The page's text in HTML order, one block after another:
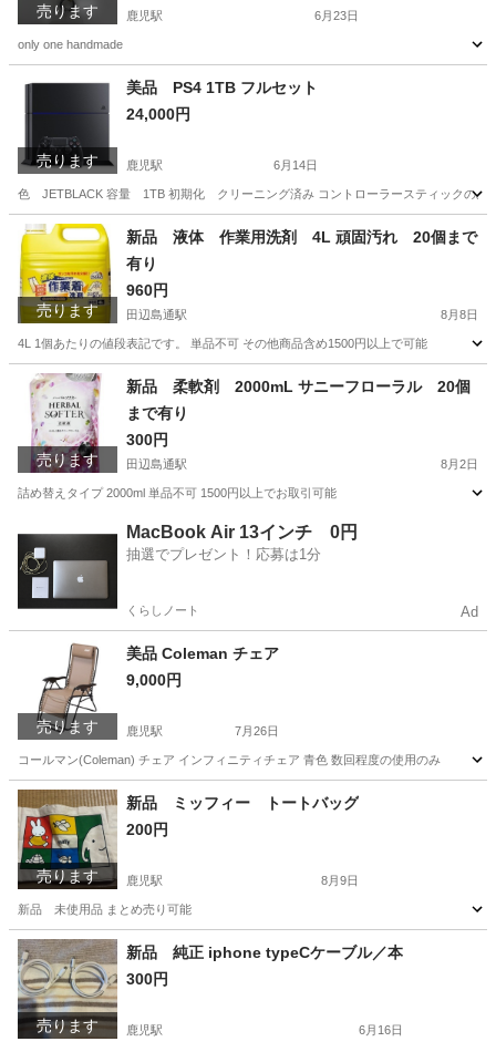
売ります 鹿児駅 6月23日
only one handmade
鹿児駅 携帯アクセサリー
売ります
美品 PS4 1TB フルセット
24,000円
鹿児駅 6月14日
色 JETBLACK 容量 1TB 初期化 クリーニング済み コントローラースティックのみ
高知 高知市 鹿児駅 テレビゲーム
売ります
新品 液体 作業用洗剤 4L 頑固汚れ 20個まで
有り
960円
田辺島通駅 8月8日
4L 1個あたりの値段表記です。 単品不可 その他商品含め1500円以上で可能
高知 高知市 田辺島通駅 新品
売ります
新品 柔軟剤 2000mL サニーフローラル 20個
まで有り
300円
田辺島通駅 8月2日
詰め替えタイプ 2000ml 単品不可 1500円以上でお取引可能
田辺島通駅 洗濯用品
MacBook Air 13インチ 0円
抽選でプレゼント！応募は1分
くらしノート Ad
売ります
美品 Coleman チェア
9,000円
鹿児駅 7月26日
コールマン(Coleman) チェア インフィニティチェア 青色 数回程度の使用のみ
高知 高知市 鹿児駅 Coleman
売ります
新品 ミッフィー トートバッグ
200円
鹿児駅 8月9日
新品 未使用品 まとめ売り可能
高知 高知市 鹿児駅 ミッフィー
売ります
新品 純正 iphone typeCケーブル／本
300円
鹿児駅 6月16日